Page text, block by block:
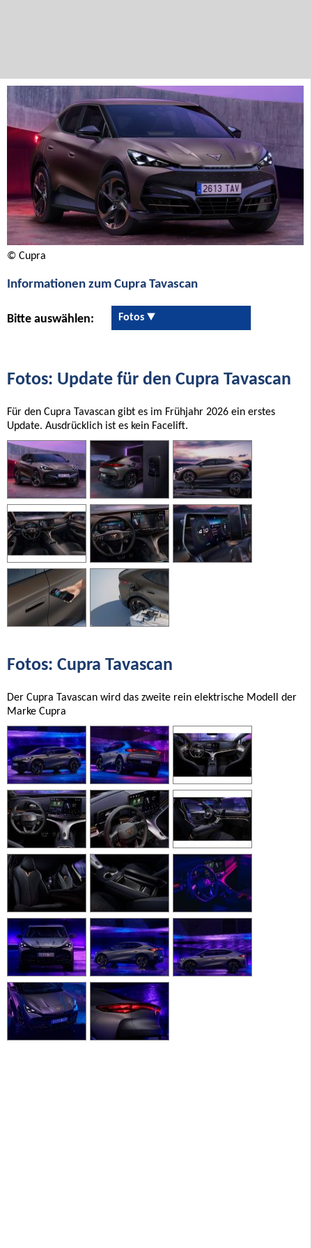
© Cupra
Informationen zum Cupra Tavascan
Bitte auswählen: Fotos
Fotos: Update für den Cupra Tavascan
Für den Cupra Tavascan gibt es im Frühjahr 2026 ein erstes
Update. Ausdrücklich ist es kein Facelift.
Fotos: Cupra Tavascan
Der Cupra Tavascan wird das zweite rein elektrische Modell der
Marke Cupra